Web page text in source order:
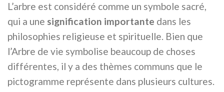
L’arbre est considéré comme un symbole sacré,
qui a une signification importante dans les
philosophies religieuse et spirituelle. Bien que
l’Arbre de vie symbolise beaucoup de choses
différentes, il y a des thèmes communs que le
pictogramme représente dans plusieurs cultures.